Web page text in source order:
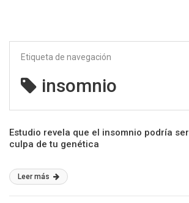
Etiqueta de navegación
insomnio
Estudio revela que el insomnio podría ser
culpa de tu genética
Leer más